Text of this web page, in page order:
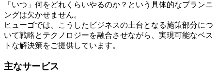
「いつ」何をどれくらいやるのか？という具体的なプランニ
ングは欠かせません。
ヒューゴでは、こうしたビジネスの土台となる施策部分につ
いて戦略とテクノロジーを融合させながら、実現可能なベス
トな解決策をご提供しています。
主なサービス